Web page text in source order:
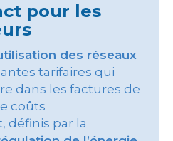
pour les
des réseaux
tarifaires qui
dans les factures de
coûts
définis par la